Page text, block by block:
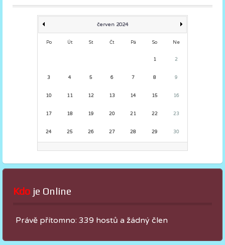
červen 2024
Po Út St Čt Pá So Ne
1 2
3 4 5 6 7 8 9
10 11 12 13 14 15 16
17 18 19 20 21 22 23
24 25 26 27 28 29 30
Kdo je Online
Právě přítomno: 339 hostů a žádný člen